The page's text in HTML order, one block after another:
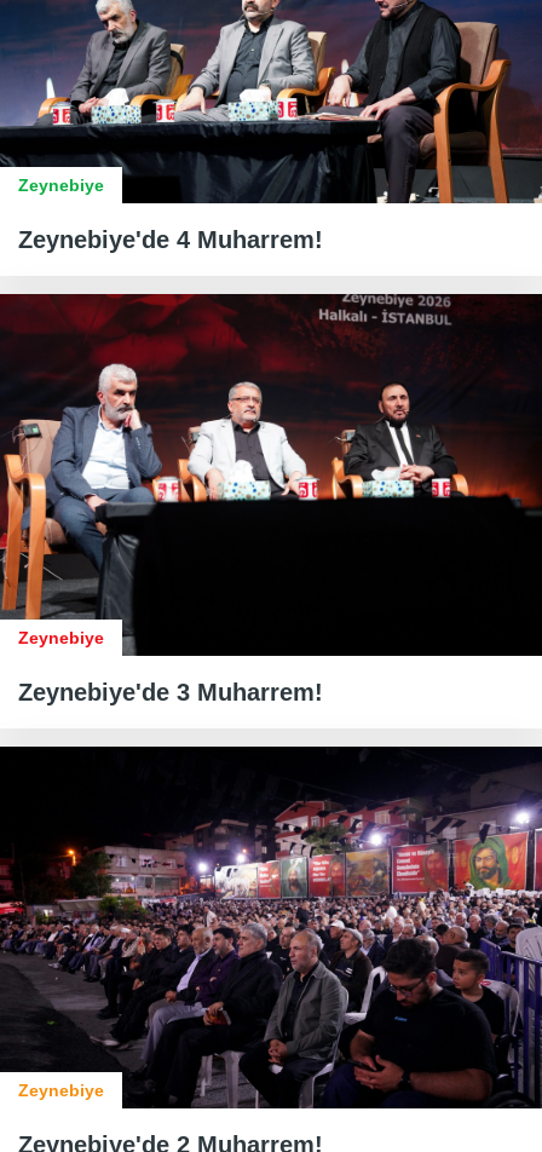
Zeynebiye
Zeynebiye'de 4 Muharrem!
Zeynebiye
Zeynebiye'de 3 Muharrem!
Zeynebiye
Zeynebiye'de 2 Muharrem!